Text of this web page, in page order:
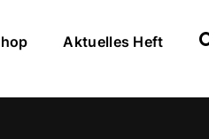
Aktuelles Heft